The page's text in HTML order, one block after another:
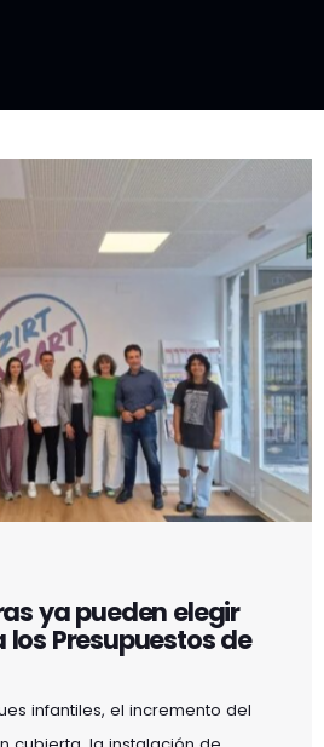
ya pueden elegir
Presupuestos de
infantiles, el incremento del